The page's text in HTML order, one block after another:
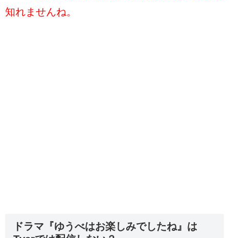
知れませんね。
ドラマ『ゆうべはお楽しみでしたね』は